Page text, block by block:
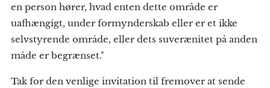
en person hører, hvad enten dette område er
uafhængigt, under formynderskab eller er et ikke
selvstyrende område, eller dets suverænitet på anden
måde er begrænset."
Tak for den venlige invitation til fremover at sende